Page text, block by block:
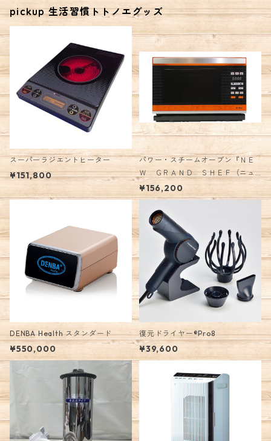
pickup 生活習慣トトノエグッズ
スーパーラジエントヒーター
¥151,800
パワー・スチームオーブン『ＮＥ
Ｗ ＧＲＡＮＤ ＳＨＥＦ（ニュ
ーグランシェフ）』
¥156,200
DENBA Health スタンダード
¥550,000
復元ドライヤー®︎Pro8
¥39,600